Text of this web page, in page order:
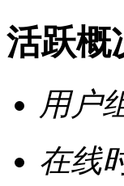
活跃概
用户
在线